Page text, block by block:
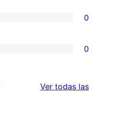
0
0
Ver todas las